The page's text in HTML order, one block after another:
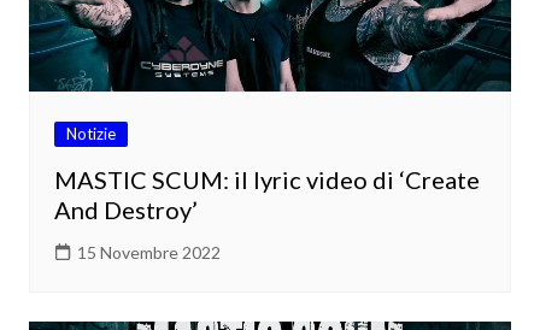
Notizie
MASTIC SCUM: il lyric video di ‘Create
And Destroy’
15 Novembre 2022